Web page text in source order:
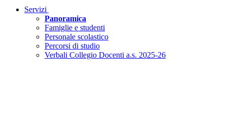
Servizi
Panoramica
Famiglie e studenti
Personale scolastico
Percorsi di studio
Verbali Collegio Docenti a.s. 2025-26